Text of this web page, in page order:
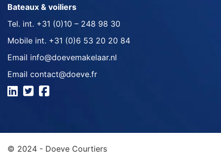
Bateaux & voiliers
Tel. int. +31 (0)10 – 248 98 30
Mobile int. +31 (0)6 53 20 20 84
Email info@doevemakelaar.nl
Email contact@doeve.fr
© 2024 - Doeve Courtiers